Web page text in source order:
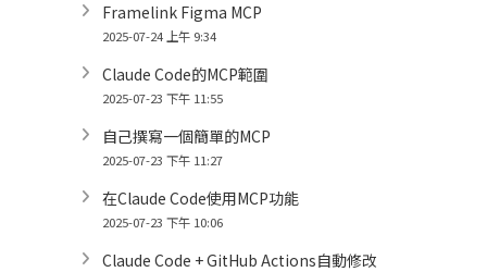
Framelink Figma MCP
2025-07-24 上午 9:34
Claude Code的MCP範圍
2025-07-23 下午 11:55
自己撰寫一個簡單的MCP
2025-07-23 下午 11:27
在Claude Code使用MCP功能
2025-07-23 下午 10:06
Claude Code + GitHub Actions自動修改